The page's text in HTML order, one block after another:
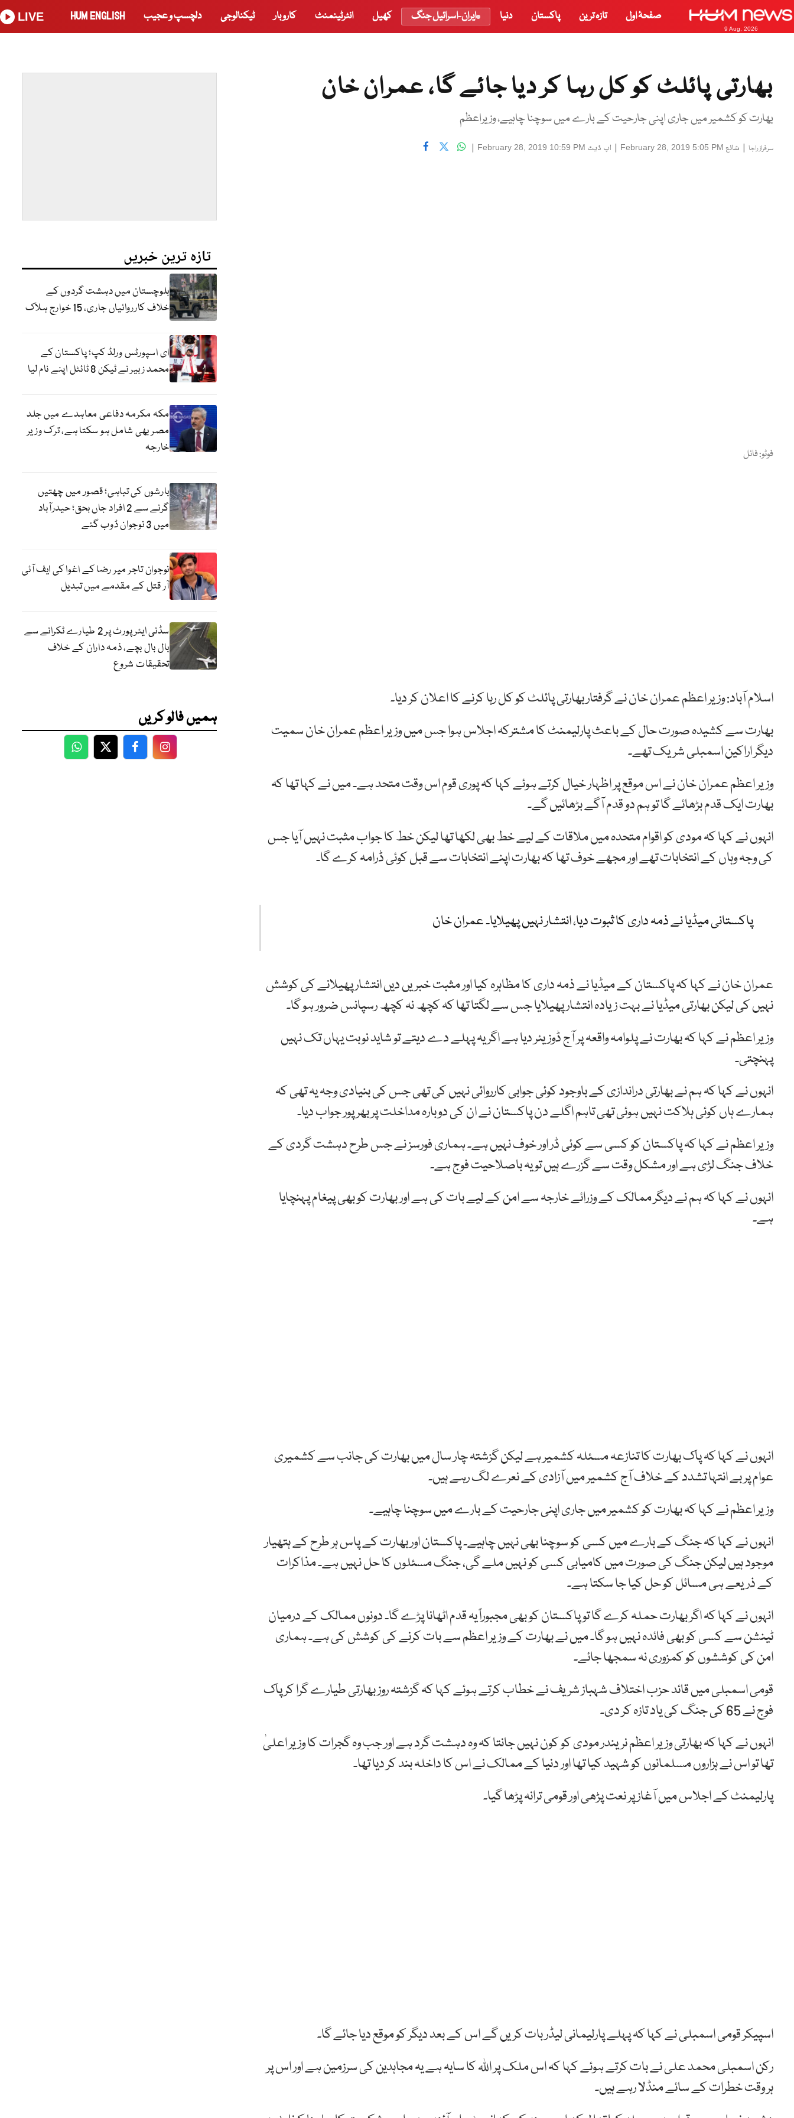
9 Aug, 2026
صفحۂ اول تازہ ترین پاکستان دنیا ایران-اسرائیل جنگ کھیل انٹرٹینمنٹ کاروبار ٹیکنالوجی دلچسپ و عجیب HUM ENGLISH
LIVE
بھارتی پائلٹ کو کل رہا کر دیا جائے گا، عمران خان
بھارت کو کشمیر میں جاری اپنی جارحیت کے بارے میں سوچنا چاہیے، وزیراعظم
سرفراز راجا | شائع February 28, 2019 5:05 PM
| اپ ڈیٹ February 28, 2019 10:59 PM
|
فوٹو: فائل
اسلام آباد: وزیر اعظم عمران خان نے گرفتار بھارتی پائلٹ کو کل رہا کرنے کا اعلان کر دیا۔
بھارت سے کشیدہ صورت حال کے باعث پارلیمنٹ کا مشترکہ اجلاس ہوا جس میں وزیر اعظم عمران خان سمیت
دیگر اراکین اسمبلی شریک تھے۔
وزیر اعظم عمران خان نے اس موقع پر اظہار خیال کرتے ہوئے کہا کہ پوری قوم اس وقت متحد ہے۔ میں نے کہا تھا کہ
بھارت ایک قدم بڑھائے گا تو ہم دو قدم آگے بڑھائیں گے۔
انہوں نے کہا کہ مودی کو اقوام متحدہ میں ملاقات کے لیے خط بھی لکھا تھا لیکن خط کا جواب مثبت نہیں آیا جس
کی وجہ وہاں کے انتخابات تھے اور مجھے خوف تھا کہ بھارت اپنے انتخابات سے قبل کوئی ڈرامہ کرے گا۔
پاکستانی میڈیا نے ذمہ داری کا ثبوت دیا، انتشار نہیں پھیلایا۔ عمران خان
عمران خان نے کہا کہ پاکستان کے میڈیا نے ذمہ داری کا مظاہرہ کیا اور مثبت خبریں دیں انتشار پھیلانے کی کوشش
نہیں کی لیکن بھارتی میڈیا نے بہت زیادہ انتشار پھیلایا جس سے لگتا تھا کہ کچھ نہ کچھ رسپانس ضرور ہو گا۔
وزیر اعظم نے کہا کہ بھارت نے پلوامہ واقعہ پر آج ڈوزیئر دیا ہے اگر یہ پہلے دے دیتے تو شاید نوبت یہاں تک نہیں
پہنچتی۔
انہوں نے کہا کہ ہم نے بھارتی دراندازی کے باوجود کوئی جوابی کارروائی نہیں کی تھی جس کی بنیادی وجہ یہ تھی کہ
ہمارے ہاں کوئی ہلاکت نہیں ہوئی تھی تاہم اگلے دن پاکستان نے ان کی دوبارہ مداخلت پر بھرپور جواب دیا۔
وزیر اعظم نے کہا کہ پاکستان کو کسی سے کوئی ڈر اور خوف نہیں ہے۔ ہماری فورسز نے جس طرح دہشت گردی کے
خلاف جنگ لڑی ہے اور مشکل وقت سے گزرے ہیں تو یہ باصلاحیت فوج ہے۔
انہوں نے کہا کہ ہم نے دیگر ممالک کے وزرائے خارجہ سے امن کے لیے بات کی ہے اور بھارت کو بھی پیغام پہنچایا
ہے۔
انہوں نے کہا کہ پاک بھارت کا تنازعہ مسئلہ کشمیر ہے لیکن گزشتہ چار سال میں بھارت کی جانب سے کشمیری
عوام پر بے انتہا تشدد کے خلاف آج کشمیر میں آزادی کے نعرے لگ رہے ہیں۔
وزیر اعظم نے کہا کہ بھارت کو کشمیر میں جاری اپنی جارحیت کے بارے میں سوچنا چاہیے۔
انہوں نے کہا کہ جنگ کے بارے میں کسی کو سوچنا بھی نہیں چاہیے۔ پاکستان اور بھارت کے پاس ہر طرح کے ہتھیار
موجود ہیں لیکن جنگ کی صورت میں کامیابی کسی کو نہیں ملے گی، جنگ مسئلوں کا حل نہیں ہے۔ مذاکرات
کے ذریعے ہی مسائل کو حل کیا جا سکتا ہے۔
انہوں نے کہا کہ اگر بھارت حملہ کرے گا تو پاکستان کو بھی مجبوراً یہ قدم اٹھانا پڑے گا۔ دونوں ممالک کے درمیان
ٹینشن سے کسی کو بھی فائدہ نہیں ہو گا۔ میں نے بھارت کے وزیر اعظم سے بات کرنے کی کوشش کی ہے۔ ہماری
امن کی کوششوں کو کمزوری نہ سمجھا جائے۔
قومی اسمبلی میں قائد حزب اختلاف شہباز شریف نے خطاب کرتے ہوئے کہا کہ گزشتہ روز بھارتی طیارے گرا کر پاک
فوج نے 65 کی جنگ کی یاد تازہ کر دی۔
انہوں نے کہا کہ بھارتی وزیر اعظم نریندر مودی کو کون نہیں جانتا کہ وہ دہشت گرد ہے اور جب وہ گجرات کا وزیر اعلیٰ
تھا تو اس نے ہزاروں مسلمانوں کو شہید کیا تھا اور دنیا کے ممالک نے اس کا داخلہ بند کر دیا تھا۔
پارلیمنٹ کے اجلاس میں آغاز پر نعت پڑھی اور قومی ترانہ پڑھا گیا۔
اسپیکر قومی اسمبلی نے کہا کہ پہلے پارلیمانی لیڈر بات کریں گے اس کے بعد دیگر کو موقع دیا جائے گا۔
رکن اسمبلی محمد علی نے بات کرتے ہوئے کہا کہ اس ملک پر اللہ کا سایہ ہے یہ مجاہدین کی سرزمین ہے اور اس پر
ہر وقت خطرات کے سائے منڈلا رہے ہیں۔
تازہ ترین خبریں
بلوچستان میں دہشت گردوں کے
خلاف کارروائیاں جاری، 15 خوارج ہلاک
ای اسپورٹس ورلڈ کپ؛ پاکستان کے
محمد زبیر نے ٹیکن 8 ٹائٹل اپنے نام لیا
مکہ مکرمہ دفاعی معاہدے میں جلد
مصر بھی شامل ہو سکتا ہے، ترک وزیر
خارجہ
بارشوں کی تباہی؛ قصور میں چھتیں
گرنے سے 2 افراد جاں بحق؛ حیدرآباد
میں 3 نوجوان ڈوب گئے
نوجوان تاجر میر رضا کے اغوا کی ایف آئی
آر قتل کے مقدمے میں تبدیل
سڈنی ایئرپورٹ پر 2 طیارے ٹکرانے سے
بال بال بچے، ذمہ داران کے خلاف
تحقیقات شروع
ہمیں فالو کریں
WhatsApp
TwitterFacebookFacebook